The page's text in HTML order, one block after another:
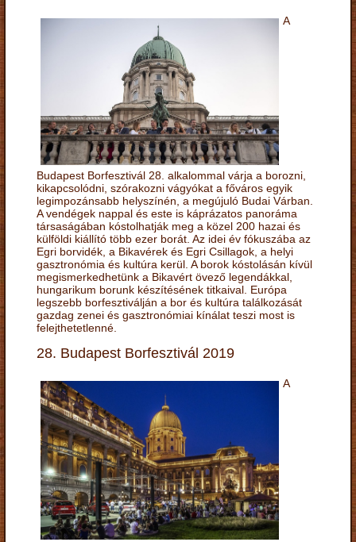
A
Budapest Borfesztivál 28. alkalommal várja a borozni,
kikapcsolódni, szórakozni vágyókat a főváros egyik
legimpozánsabb helyszínén, a megújuló Budai Várban.
A vendégek nappal és este is káprázatos panoráma
társaságában kóstolhatják meg a közel 200 hazai és
külföldi kiállító több ezer borát. Az idei év fókuszába az
Egri borvidék, a Bikavérek és Egri Csillagok, a helyi
gasztronómia és kultúra kerül. A borok kóstolásán kívül
megismerkedhetünk a Bikavért övező legendákkal,
hungarikum borunk készítésének titkaival. Európa
legszebb borfesztiválján a bor és kultúra találkozását
gazdag zenei és gasztronómiai kínálat teszi most is
felejthetetlenné.
28. Budapest Borfesztivál 2019
A